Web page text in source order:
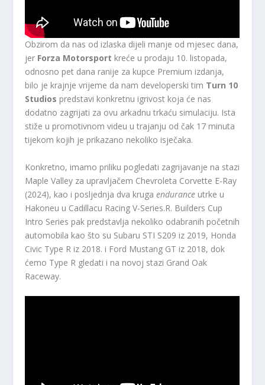
Obzirom da nas od izlaska dijeli manje od mjesec dana,
jer Forza Motorsport kreće u prodaju 10. listopada,
odnosno pet dana ranije za kupce Premium izdanja,
bilo je krajnje vrijeme da nam developerski tim Turn 10
Studios predstavi konkretnu igrivost koja će nas
dodatno zagrijati za ovu arkadnu trkaću simulaciju. Ista
stiže u promotivnom videu u trajanju od čak 17 minuta
tijekom kojih je prikazano nekoliko isječaka.
Konkretno, imamo priliku pogledati zagrijavanje na stazi
Maple Valley za upravljačem Chevroleta Corvette E-Ray
(2024), kao i posljednja dva krugaendurance utrke u
Hakoneu u Cadillacu Racing V-Series.R. Builders Cup
Intro Series pak predstavlja nekoliko odabranih početnih
automobila kao što su Subaru STI S209 iz 2019, Honda
Civic Type R iz 2018. i Ford Mustang GT iz 2018, dok
ćemo Type R gledati i na novoj stazi Grand Oak
Raceway.